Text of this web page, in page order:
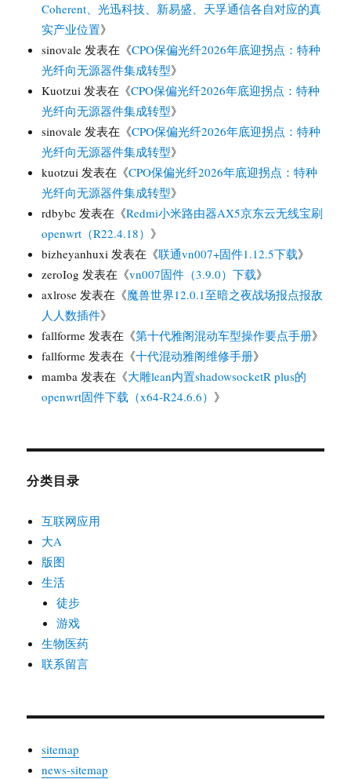
Coherent、光迅科技、新易盛、天孚通信各自对应的真
实产业位置》
sinovale 发表在《CPO保偏光纤2026年底迎拐点：特种
光纤向无源器件集成转型》
Kuotzui 发表在《CPO保偏光纤2026年底迎拐点：特种
光纤向无源器件集成转型》
sinovale 发表在《CPO保偏光纤2026年底迎拐点：特种
光纤向无源器件集成转型》
kuotzui 发表在《CPO保偏光纤2026年底迎拐点：特种
光纤向无源器件集成转型》
rdbybc 发表在《Redmi小米路由器AX5京东云无线宝刷
openwrt（R22.4.18） 》
bizheyanhuxi 发表在《联通vn007+固件1.12.5下载》
zeroIog 发表在《vn007固件（3.9.0）下载》
axlrose 发表在《魔兽世界12.0.1至暗之夜战场报点报敌
人人数插件》
fallforme 发表在《第十代雅阁混动车型操作要点手册》
fallforme 发表在《十代混动雅阁维修手册》
mamba 发表在《大雕lean内置shadowsocketR plus的
openwrt固件下载（x64-R24.6.6） 》
分类目录
互联网应用
大A
版图
生活
徒步
游戏
生物医药
联系留言
sitemap
news-sitemap